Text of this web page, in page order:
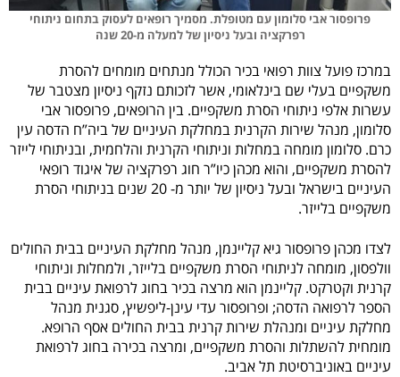
פרופסור אבי סלומון עם מטופלת. מסמיך רופאים לעסוק בתחום ניתוחי
רפרקציה ובעל ניסיון של למעלה מ-20 שנה
במרכז פועל צוות רפואי בכיר הכולל מנתחים מומחים להסרת
משקפיים בעלי שם בינלאומי, אשר לזכותם נזקף ניסיון מצטבר של
עשרות אלפי ניתוחי הסרת משקפיים. בין הרופאים, פרופסור אבי
סלומון, מנהל שירות הקרנית במחלקת העיניים של ביה”ח הדסה עין
כרם. סלומון מומחה במחלות וניתוחי הקרנית והלחמית, ובניתוחי לייזר
להסרת משקפיים, והוא מכהן כיו”ר חוג רפרקציה של איגוד רופאי
העיניים בישראל ובעל ניסיון של יותר מ- 20 שנים בניתוחי הסרת
משקפיים בלייזר.
לצדו מכהן פרופסור גיא קליינמן, מנהל מחלקת העיניים בבית החולים
וולפסון, מומחה לניתוחי הסרת משקפיים בלייזר, ולמחלות וניתוחי
קרנית וקטרקט. קליינמן הוא מרצה בכיר בחוג לרפואת עיניים בבית
הספר לרפואה הדסה; ופרופסור עדי עינן-ליפשיץ, סגנית מנהל
מחלקת עיניים ומנהלת שירות קרנית בבית החולים אסף הרופא.
מומחית להשתלות והסרת משקפיים, ומרצה בכירה בחוג לרפואת
עיניים באוניברסיטת תל אביב.